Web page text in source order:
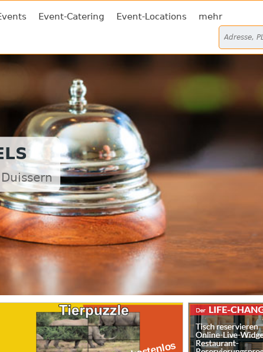
Event-Catering Event-Locations mehr